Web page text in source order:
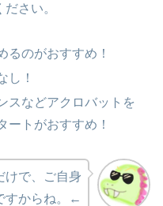
さい。
るのがおすすめ！
し！
スなどアクロバットを
ートがおすすめ！
けで、ご自身
すからね。←